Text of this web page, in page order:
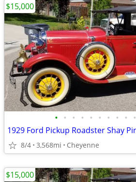
• • • • • • • • • •
8/4 3,568mi Cheyenne
$15,000
$15,000